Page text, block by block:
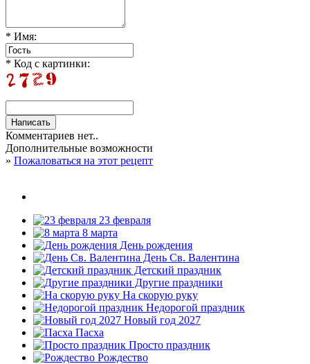
* Имя:
* Код с картинки:
Комментариев нет..
Дополнительные возможности
» Пожаловаться на этот рецепт
23 февраля
8 марта
День рождения
День Св. Валентина
Детский праздник
Другие праздники
На скорую руку
Недорогой праздник
Новый год 2027
Пасха
Просто праздник
Рождество